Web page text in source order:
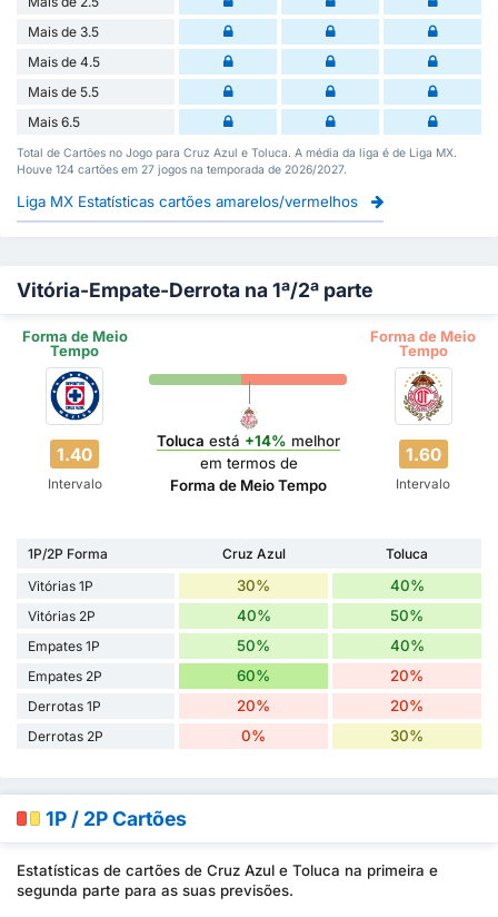
Mais de 3.5
Mais de 4.5
Mais de 5.5
Mais 6.5
Total de Cartões no Jogo para Cruz Azul e Toluca. A média da liga é de Liga MX.
Houve 124 cartões em 27 jogos na temporada de 2026/2027.
Liga MX Estatísticas cartões amarelos/vermelhos
Vitória-Empate-Derrota na 1ª/2ª parte
Forma de Meio
Tempo
Forma de Meio
Tempo
1.40
Intervalo
Toluca está +14% melhor
em termos de
Forma de Meio Tempo
1.60
Intervalo
1P/2P Forma Cruz Azul
Toluca
Vitórias 1P
30% 40%
Vitórias 2P 40% 50%
Empates 1P 50% 40%
Empates 2P 60% 20%
Derrotas 1P 20% 20%
Derrotas 2P 0% 30%
1P / 2P Cartões
Estatísticas de cartões de Cruz Azul e Toluca na primeira e
segunda parte para as suas previsões.